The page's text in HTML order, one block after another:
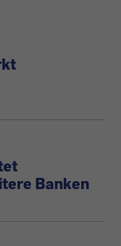
Banken